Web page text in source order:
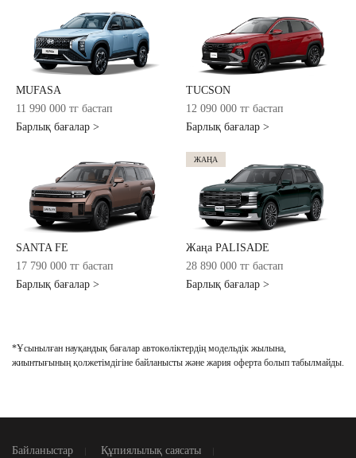
MUFASA
11 990 000 тг бастап
Барлық бағалар >
TUCSON
12 090 000 тг бастап
Барлық бағалар >
SANTA FE
17 790 000 тг бастап
Барлық бағалар >
Жаңа PALISADE
ЖАҢА
28 890 000 тг бастап
Барлық бағалар >
*Ұсынылған науқандық бағалар автокөліктердің модельдік жылына,
жиынтығының қолжетімдігіне байланысты және жария оферта болып табылмайды.
Байланыстар Құпиялылық саясаты
Консультация по кредиту
Өтінім қалдырыңыз және маманымыздың тегін
кеңесін алыңыз.
Ваше имя *
Номер телефона *
Согласие на сбор и обработку данных